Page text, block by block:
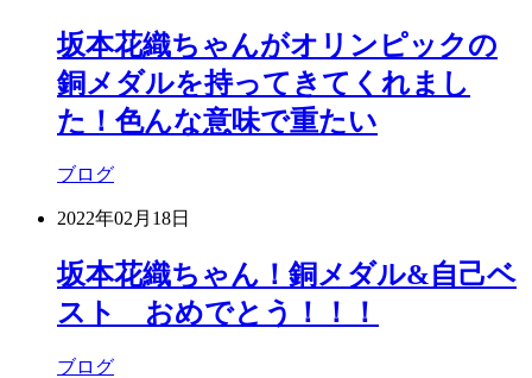
坂本花織ちゃんがオリンピックの
銅メダルを持ってきてくれまし
た！色んな意味で重たい
ブログ
2022年02月18日
坂本花織ちゃん！銅メダル&自己ベ
スト おめでとう！！！
ブログ